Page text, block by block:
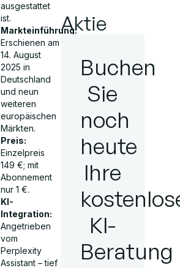
ausgestattet
ist.
Markteinführung:
Erschienen am
14. August
2025 in
Deutschland
und neun
weiteren
europäischen
Märkten.
Preis:
Einzelpreis
149 €; mit
Abonnement
nur 1 €.
KI-
Integration:
Angetrieben
vom
Perplexity
Assistant – tief
Aktie
Buchen
Sie
noch
heute
Ihre
KI-
Beratung